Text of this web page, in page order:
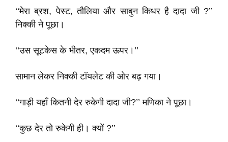
‘‘मेरा ब्रश, पेस्ट, तौलिया और साबुन किधर है दादा जी ?’’
निक्की ने पूछा।
‘‘उस सूटकेस के भीतर, एकदम ऊपर।’’
सामान लेकर निक्की टॉयलेट की ओर बढ़ गया।
‘‘गाड़ी यहाँ कितनी देर रुकेगी दादा जी?’’ मणिका ने पूछा।
‘‘कुछ देर तो रुकेगी ही। क्यों ?’’